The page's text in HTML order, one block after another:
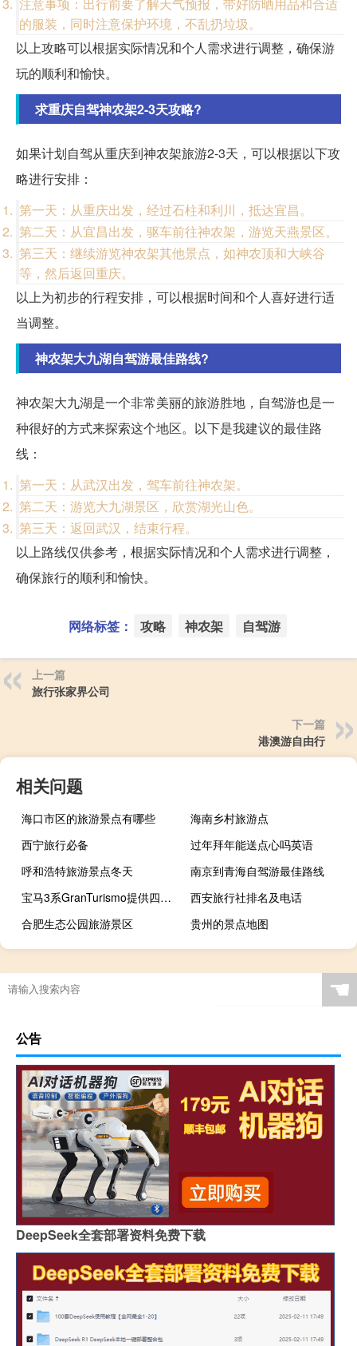
的服装，同时注意保护环境，不乱扔垃圾。
以上攻略可以根据实际情况和个人需求进行调整，确保游
玩的顺利和愉快。
求重庆自驾神农架2-3天攻略?
如果计划自驾从重庆到神农架旅游2-3天，可以根据以下攻
略进行安排：
第一天：从重庆出发，经过石柱和利川，抵达宜昌。
第二天：从宜昌出发，驱车前往神农架，游览天燕景区。
第三天：继续游览神农架其他景点，如神农顶和大峡谷
等，然后返回重庆。
以上为初步的行程安排，可以根据时间和个人喜好进行适
当调整。
神农架大九湖自驾游最佳路线?
神农架大九湖是一个非常美丽的旅游胜地，自驾游也是一
种很好的方式来探索这个地区。以下是我建议的最佳路
线：
第一天：从武汉出发，驾车前往神农架。
第二天：游览大九湖景区，欣赏湖光山色。
第三天：返回武汉，结束行程。
以上路线仅供参考，根据实际情况和个人需求进行调整，
确保旅行的顺利和愉快。
网络标签： 攻略 神农架 自驾游
上一篇
旅行张家界公司
下一篇
港澳游自由行
相关问题
海口市区的旅游景点有哪些
海南乡村旅游点
西宁旅行必备
过年拜年能送点心吗英语
呼和浩特旅游景点冬天
南京到青海自驾游最佳路线
宝马3系GranTurismo提供四个引擎
西安旅行社排名及电话
合肥生态公园旅游景区
贵州的景点地图
☚
公告
DeepSeek全套部署资料免费下载